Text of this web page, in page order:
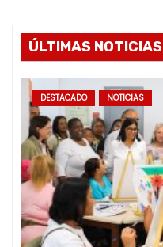
ÚLTIMAS NOTICIAS
DESTACADO NOTICIAS